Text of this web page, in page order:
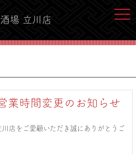
場 立川店
業時間変更のお知らせ
店をご愛顧いただき誠にありがとうご